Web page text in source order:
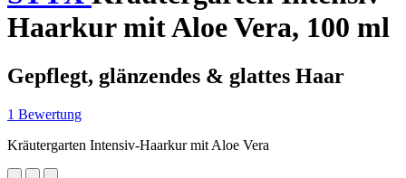
Haarkur mit Aloe Vera, 100 ml
Gepflegt, glänzendes & glattes Haar
1 Bewertung
Kräutergarten Intensiv-Haarkur mit Aloe Vera